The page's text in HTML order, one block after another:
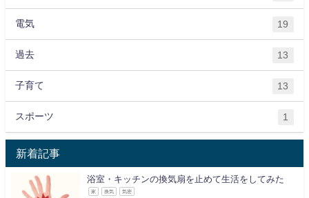
電気 19
過去 13
子育て 13
スポーツ 1
新着記事
浴室・キッチンの換気扇を止めて生活をしてみた
家 換気 気密